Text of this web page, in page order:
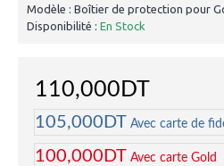
Modèle : Boîtier de protection pour
Disponibilité : En Stock
110,000DT
105,000DT Avec carte de
100,000DT Avec carte Gold